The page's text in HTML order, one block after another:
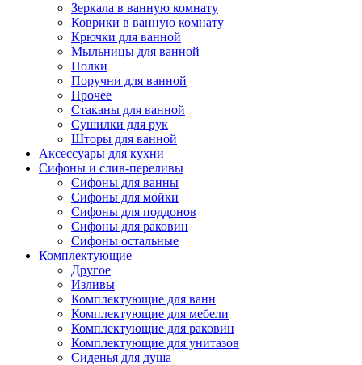
Зеркала в ванную комнату
Коврики в ванную комнату
Крючки для ванной
Мыльницы для ванной
Полки
Поручни для ванной
Прочее
Стаканы для ванной
Сушилки для рук
Шторы для ванной
Аксессуары для кухни
Сифоны и слив-переливы
Сифоны для ванны
Сифоны для мойки
Сифоны для поддонов
Сифоны для раковин
Сифоны остальные
Комплектующие
Другое
Изливы
Комплектующие для ванн
Комплектующие для мебели
Комплектующие для раковин
Комплектующие для унитазов
Сиденья для душа